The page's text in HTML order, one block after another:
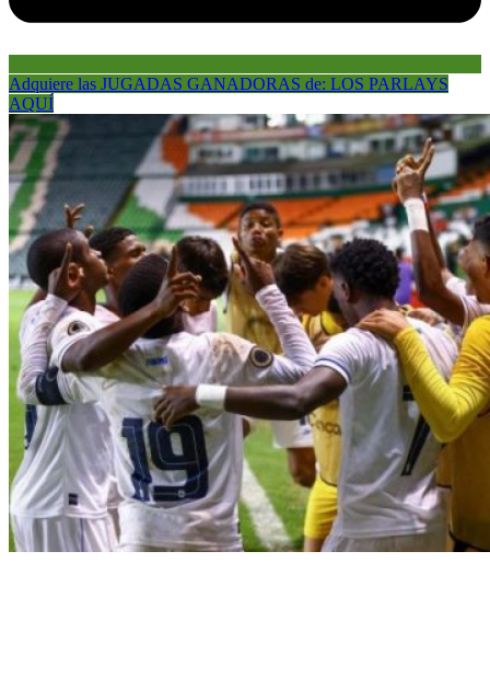
Adquiere las JUGADAS GANADORAS de: LOS PARLAYS
AQUÍ